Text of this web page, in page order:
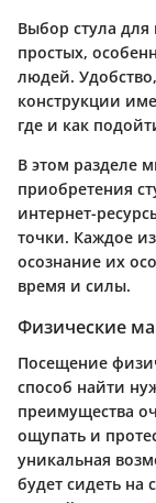
Выбор стула для
простых,
людей.
конструкции
где и как
В этом разделе
приобретения
интернет-
точки. Каждое
осознание их
время и силы.
Физические
Посещение
способ найти
преимущества
ощупать и
уникальная
будет сидеть на